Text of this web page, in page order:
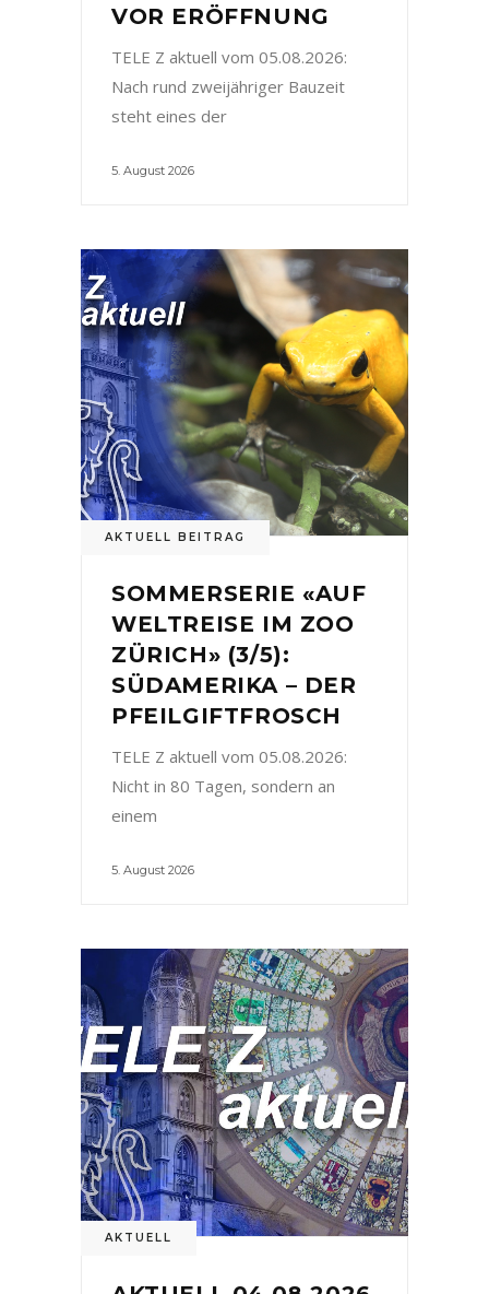
VOR ERÖFFNUNG
TELE Z aktuell vom 05.08.2026:
Nach rund zweijähriger Bauzeit
steht eines der
5. August 2026
AKTUELL BEITRAG
SOMMERSERIE «AUF
WELTREISE IM ZOO
ZÜRICH» (3/5):
SÜDAMERIKA – DER
PFEILGIFTFROSCH
TELE Z aktuell vom 05.08.2026:
Nicht in 80 Tagen, sondern an
einem
5. August 2026
AKTUELL